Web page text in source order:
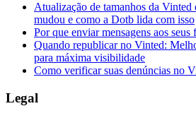
Atualização de tamanhos da
mudou e como a Dotb lida com isso
Por que enviar mensagens aos
Quando republicar no Vinted:
para máxima visibilidade
Como verificar suas denúncias no
Legal